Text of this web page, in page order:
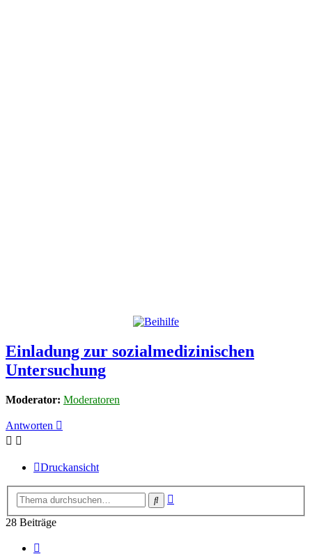
Einladung zur sozialmedizinischen
Untersuchung
Moderator: Moderatoren
Antworten
Druckansicht
Suche
28 Beiträge